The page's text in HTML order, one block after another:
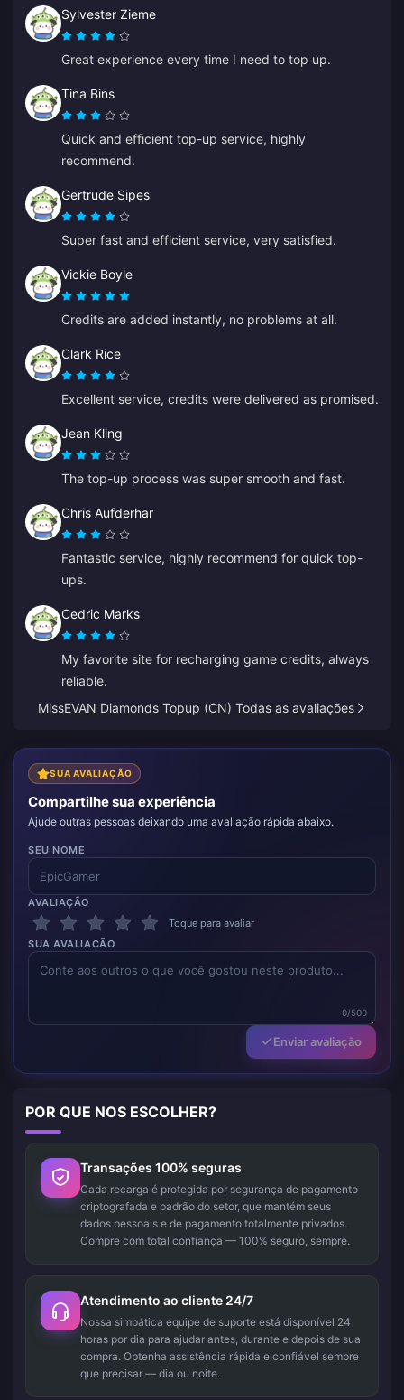
Sylvester Zieme
Great experience every time I need to top up.
Tina Bins
Quick and efficient top-up service, highly
recommend.
Gertrude Sipes
Super fast and efficient service, very satisfied.
Vickie Boyle
Credits are added instantly, no problems at all.
Clark Rice
Excellent service, credits were delivered as promised.
Jean Kling
The top-up process was super smooth and fast.
Chris Aufderhar
Fantastic service, highly recommend for quick top-
ups.
Cedric Marks
My favorite site for recharging game credits, always
reliable.
MissEVAN Diamonds Topup (CN) Todas as avaliações
SUA AVALIAÇÃO
Compartilhe sua experiência
Ajude outras pessoas deixando uma avaliação rápida abaixo.
SEU NOME
AVALIAÇÃO
Toque para avaliar
SUA AVALIAÇÃO
0/500
Enviar avaliação
POR QUE NOS ESCOLHER?
Transações 100% seguras
Cada recarga é protegida por segurança de pagamento
criptografada e padrão do setor, que mantém seus
dados pessoais e de pagamento totalmente privados.
Compre com total confiança — 100% seguro, sempre.
Atendimento ao cliente 24/7
Nossa simpática equipe de suporte está disponível 24
horas por dia para ajudar antes, durante e depois de sua
compra. Obtenha assistência rápida e confiável sempre
que precisar — dia ou noite.